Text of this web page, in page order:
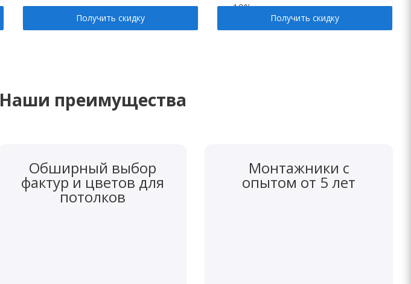
Получить скидку
10%.
Получить скидку
Наши преимущества
Обширный выбор
фактур и цветов для
потолков
Монтажники с
опытом от 5 лет